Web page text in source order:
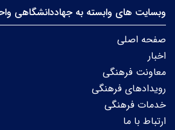
وبسایت های وابسته به جهاددانشگاهی
صفحه اصلی
اخبار
معاونت فرهنگی
رویدادهای فرهنگی
خدمات فرهنگی
ارتباط با ما